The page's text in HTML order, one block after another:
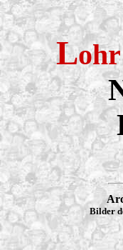
L
Bilder